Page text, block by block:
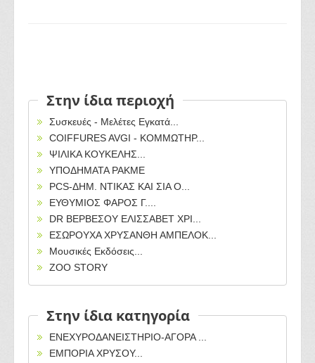
Στην ίδια περιοχή
Συσκευές - Μελέτες Εγκατά...
COIFFURES AVGI - ΚΟΜΜΩΤΗΡ...
ΨΙΛΙΚΑ ΚΟΥΚΕΛΗΣ...
ΥΠΟΔΗΜΑΤΑ PAKME
PCS-ΔΗΜ. ΝΤΙΚΑΣ ΚΑΙ ΣΙΑ Ο...
ΕΥΘΥΜΙΟΣ ΦΑΡΟΣ Γ....
DR ΒΕΡΒΕΣΟΥ ΕΛΙΣΣΑΒΕΤ ΧΡΙ...
ΕΣΩΡΟΥΧΑ ΧΡΥΣΑΝΘΗ ΑΜΠΕΛΟΚ...
Μουσικές Εκδόσεις...
ZOO STORY
Στην ίδια κατηγορία
ΕΝΕΧΥΡΟΔΑΝΕΙΣΤΗΡΙΟ-ΑΓΟΡΑ ...
ΕΜΠΟΡΙΑ ΧΡΥΣΟΥ...